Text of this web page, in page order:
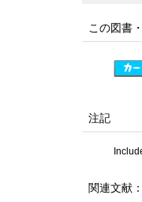
この図書
注記
関連文献